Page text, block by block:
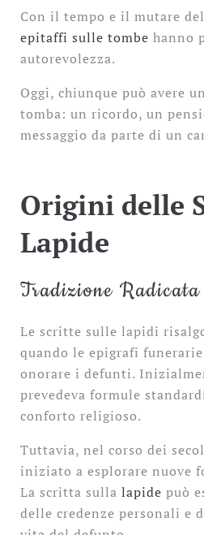
Con il tempo e il mutare
epitaffi sulle tombe hanno
autorevolezza.
Oggi, chiunque può avere
tomba: un ricordo, un
messaggio da parte di un
Origini delle
Lapide
Tradizione Radicata
Le scritte sulle lapidi
quando le epigrafi
onorare i defunti.
prevedeva formule
conforto religioso.
Tuttavia, nel corso dei
iniziato a esplorare nuove
La scritta sulla lapide può
delle credenze personali e